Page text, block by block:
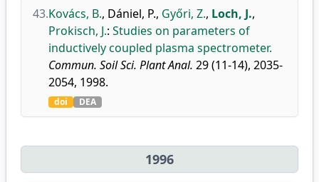
43.Kovács, B., Dániel, P., Győri, Z., Loch, J.,
Prokisch, J.: Studies on parameters of
inductively coupled plasma spectrometer.
Commun. Soil Sci. Plant Anal. 29 (11-14), 2035-
2054, 1998.
doi DEA
1996